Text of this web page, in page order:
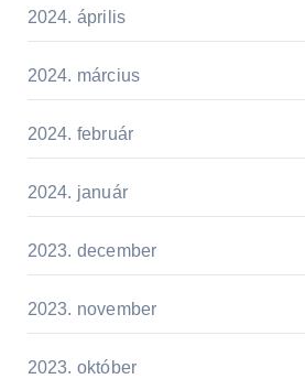
2024. április
2024. március
2024. február
2024. január
2023. december
2023. november
2023. október